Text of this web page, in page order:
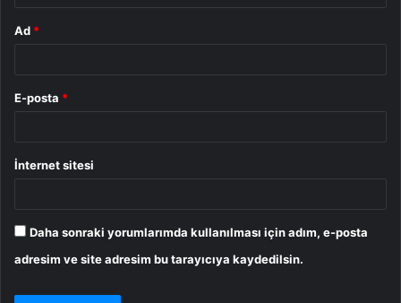
Ad *
E-posta *
İnternet sitesi
Daha sonraki yorumlarımda kullanılması için adım, e-posta
adresim ve site adresim bu tarayıcıya kaydedilsin.